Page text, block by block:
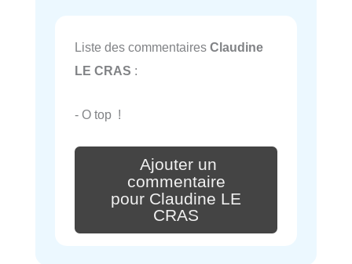
Liste des commentaires Claudine
LE CRAS :
- O top !
Ajouter un
commentaire
pour Claudine LE
CRAS